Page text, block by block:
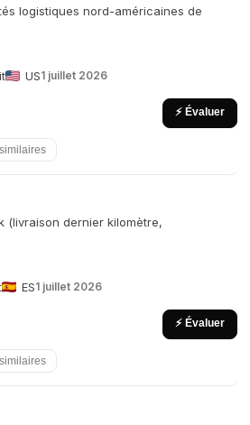
logistiques nord-américaines de
US1 juillet 2026
⚡ Évaluer
(livraison dernier kilomètre,
ES1 juillet 2026
⚡ Évaluer